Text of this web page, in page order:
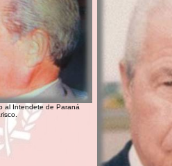
al Intendete de Paraná